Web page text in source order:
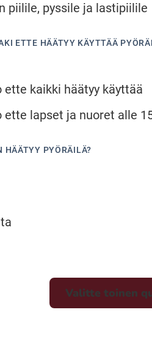
piilile, pyssile ja lastipiilile
ETTE HÄÄTYY KÄYTTÄÄ
ette kaikki häätyy käyttää
ette lapset ja nuoret alle
HÄÄTYY PYÖRÄILÄ?
Valitte toinen